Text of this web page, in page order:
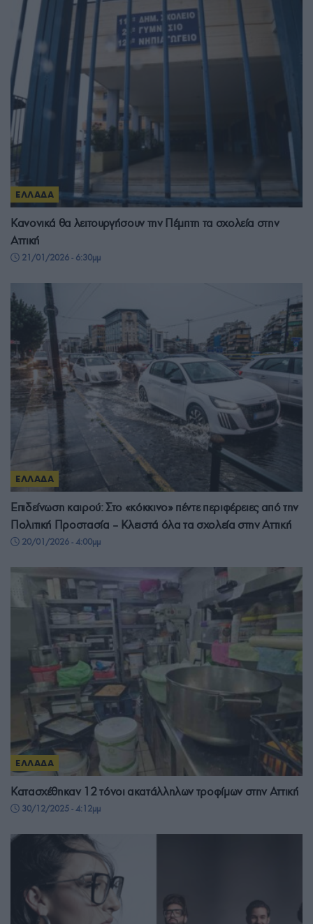
ΕΛΛΑΔΑ
Κανονικά θα λειτουργήσουν την Πέμπτη τα σχολεία στην
Αττική
21/01/2026 - 6:30μμ
ΕΛΛΑΔΑ
Επιδείνωση καιρού: Στο «κόκκινο» πέντε περιφέρειες από την
Πολιτική Προστασία – Κλειστά όλα τα σχολεία στην Αττική
20/01/2026 - 4:00μμ
ΕΛΛΑΔΑ
Κατασχέθηκαν 12 τόνοι ακατάλληλων τροφίμων στην Αττική
30/12/2025 - 4:12μμ